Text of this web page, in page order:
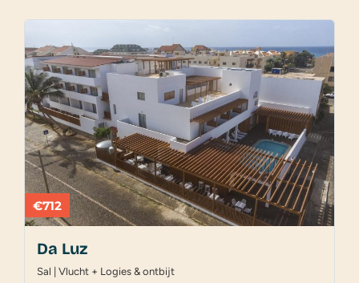
€712
Da Luz
Sal | Vlucht + Logies & ontbijt